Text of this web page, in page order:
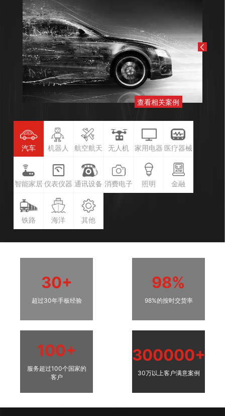
查看相关案例
汽车 机器人 航空航天 无人机 家用电器 医疗器械
智能家居 仪表仪器 通讯设备 消费电子 照明 金融
铁路 海洋 其他
30+
超过30年手板经验
98%
98%的按时交货率
100+
服务超过100个国家的
客户
300000+
30万以上客户满意案例